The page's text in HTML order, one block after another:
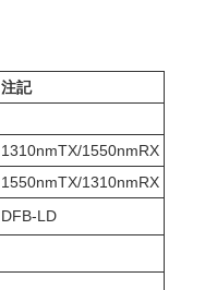
注記
1310nmTX/1550nmRX
1550nmTX/1310nmRX
DFB-LD